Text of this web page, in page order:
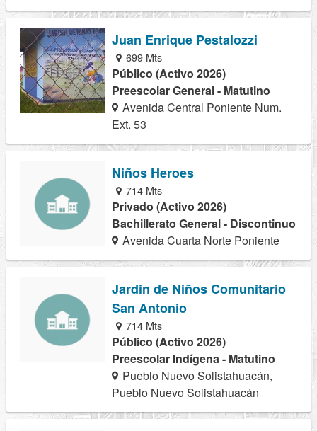
Juan Enrique Pestalozzi
699 Mts
Público (Activo 2026)
Preescolar General - Matutino
Avenida Central Poniente Num.
Ext. 53
Niños Heroes
714 Mts
Privado (Activo 2026)
Bachillerato General - Discontinuo
Avenida Cuarta Norte Poniente
Jardin de Niños Comunitario
San Antonio
714 Mts
Público (Activo 2026)
Preescolar Indígena - Matutino
Pueblo Nuevo Solistahuacán,
Pueblo Nuevo Solistahuacán